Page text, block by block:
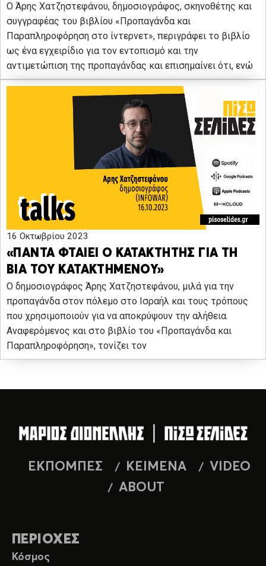
Ο Άρης Χατζηστεφάνου, δημοσιογράφος, σκηνοθέτης και
συγγραφέας του βιβλίου «Προπαγάνδα και
Παραπληροφόρηση στο ίντερνετ», περιγράφει το βιβλίο
ως ένα εγχειρίδιο για τον εντοπισμό και την
αντιμετώπιση της προπαγάνδας και επισημαίνει ότι, ενώ
16 Οκτωβρίου 2023
«ΠΑΝΤΑ ΦΤΑΙΕΙ Ο ΚΑΤΑΚΤΗΤΗΣ ΓΙΑ ΤΗ
ΒΙΑ ΤΟΥ ΚΑΤΑΚΤΗΜΕΝΟΥ»
Ο δημοσιογράφος Άρης Χατζηστεφάνου, μιλά για την
προπαγάνδα στον πόλεμο στο Ισραήλ και τους τρόπους
που χρησιμοποιούν για να αποκρύψουν την αλήθεια.
Αναφερόμενος και στο βιβλίο του «Προπαγάνδα και
Παραπληροφόρηση», τονίζει τον
ΕΚΠΟΜΠΕΣ ΚΕΙΜΕΝΑ
VIDEO
ABOUT
ΠΕΡΙΟΧΕΣ
Κόσμος